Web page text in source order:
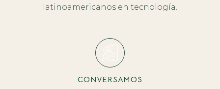
latinoamericanos en tecnología.
CONVERSAMOS